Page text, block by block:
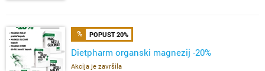
POPUST 20%
Dietpharm organski magnezij -20%
Akcija je završila